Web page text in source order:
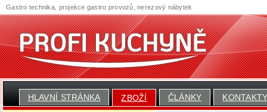
HLAVNÍ STRÁNKA ZBOŽÍ ČLÁNKY
Gastro technika, projekce gastro provozů, nerezový nábytek